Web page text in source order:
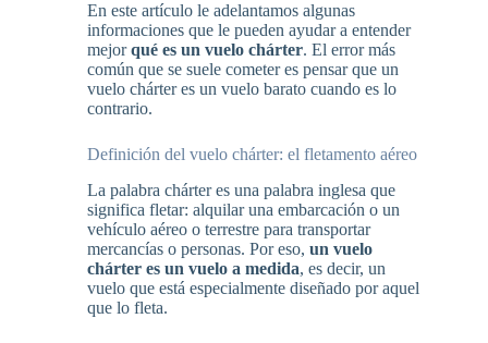
En este artículo le adelantamos algunas
informaciones que le pueden ayudar a entender
mejorqué es un vuelo chárter. El error más
común que se suele cometer es pensar que un
vuelo chárter es un vuelo barato cuando es lo
contrario.
Definición del vuelo chárter: el fletamento aéreo
La palabra chárter es una palabra inglesa que
significa fletar: alquilar una embarcación o un
vehículo aéreo o terrestre para transportar
mercancías o personas. Por eso, un vuelo
chárter es un vuelo a medida, es decir, un
vuelo que está especialmente diseñado por aquel
que lo fleta.